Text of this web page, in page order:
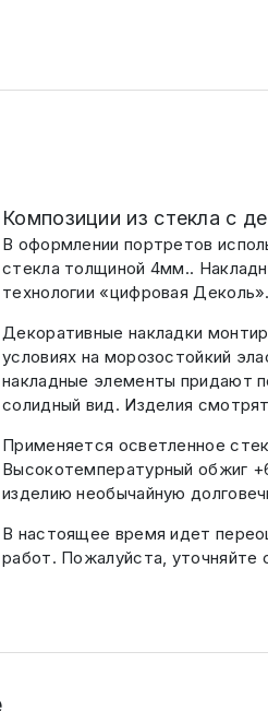
Композиции из стекла с
В оформлении портретов
стекла толщиной 4мм..
технологии «цифровая Деколь».
Декоративные накладки
условиях на морозостойкий
накладные элементы придают
солидный вид. Изделия
Применяется осветленное
Высокотемпературный обжиг
изделию необычайную
В настоящее время идет
работ. Пожалуйста,